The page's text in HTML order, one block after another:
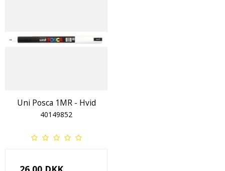
Uni Posca 1MR - Hvid
40149852